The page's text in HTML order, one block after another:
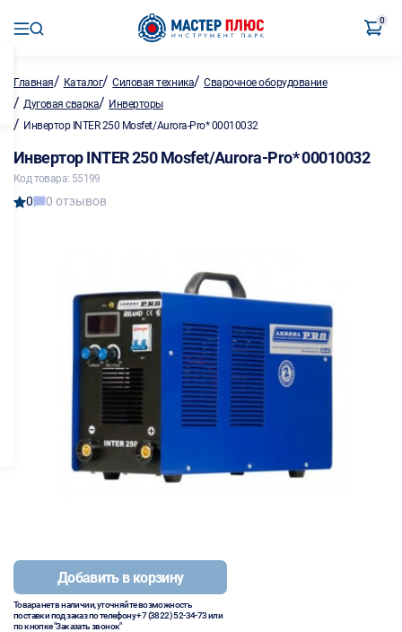
0
Главная/ Каталог/Силовая техника/Сварочное оборудование
/ Дуговая сварка/ Инверторы
/ Инвертор INTER 250 Mosfet/Aurora-Pro* 00010032
Инвертор INTER 250 Mosfet/Aurora-Pro* 00010032
Код товара: 55199
0 0 отзывов
Добавить в корзину
Товара нет в наличии, уточняйте возможность
поставки под заказ по телефону+7 (3822) 52-34-73или
по кнопке "Заказать звонок"